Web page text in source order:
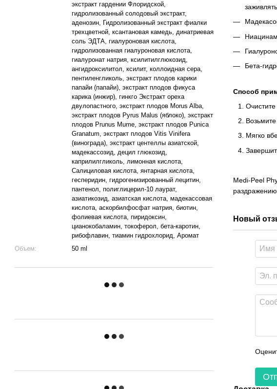
экстракт гардении Флоридской,
гидролизованный солодовый экстракт,
аденозин, Гидролизованный экстракт фиалки
трехцветной, ксантановая камедь, динатриевая
соль ЭДТА, гиалуроновая кислота,
гидролизованная гиалуроновая кислота,
гиалуронат натрия, ксилитилглюкозид,
ангидроксилитол, ксилит, коллоидная сера,
пентиленгликоль, экстракт плодов карики
папайи (папайи), экстракт плодов фикуса
карика (инжир), гинкго Экстракт ореха
двулопастного, экстракт плодов Morus Alba,
экстракт плодов Pyrus Malus (яблоко), экстракт
плодов Prunus Mume, экстракт плодов Punica
Granatum, экстракт плодов Vitis Vinifera
(винограда), экстракт центеллы азиатской,
мадекассозид, децил глюкозид,
каприлилгликоль, лимонная кислота,
Салициловая кислота, янтарная кислота,
гесперидин, гидрогенизированный лецитин,
пантенол, полиглицерил-10 лаурат,
азиатикозид, азиатская кислота, мадекассовая
кислота, аскорбилфосфат натрия, биотин,
фолиевая кислота, пиридоксин,
цианокобаламин, токоферол, бета-каротин,
рибофлавин, тиамин гидрохлорид, Аромат
Объем:
50 ml
Бета-
Способ
Мягко
Medi-Peel
Новый